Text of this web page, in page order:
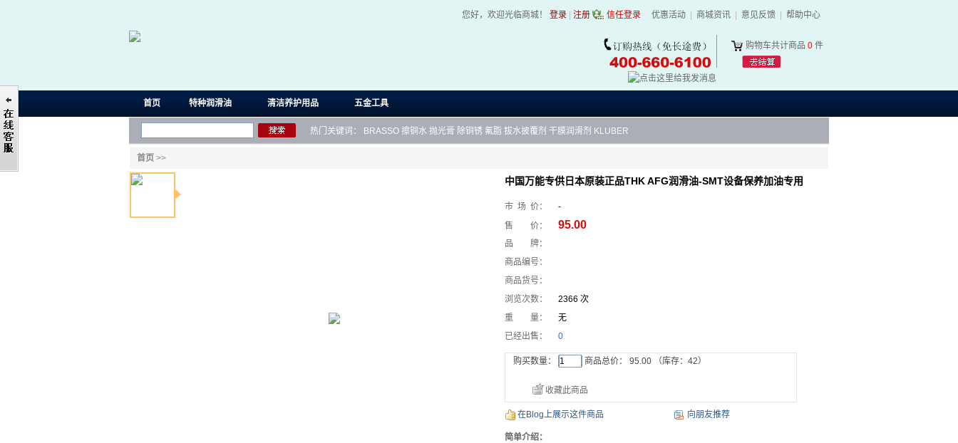
您好，欢迎光临商城！ 登录 注册 信任登录 优惠活动 商城资讯 意见反馈 帮助中心
购物车共计商品 0 件
首页 特种润滑油 清洁养护用品 五金工具
热门关键词： BRASSO 擦铜水 抛光膏 除铜锈 氟脂 拔水披覆剂 干膜润滑剂 KLUBER
首页 >>
中国万能专供日本原装正品THK AFG润滑油-SMT设备保养加油专用
市 场 价：
-
售 价：
95.00
品 牌：
商品编号：
商品货号：
浏览次数：
2366 次
重 量：
无
已经出售：
0
购买数量： 商品总价： 95.00 （库存： 42）
收藏此商品
在Blog上展示这件商品 向朋友推荐
简单介绍：